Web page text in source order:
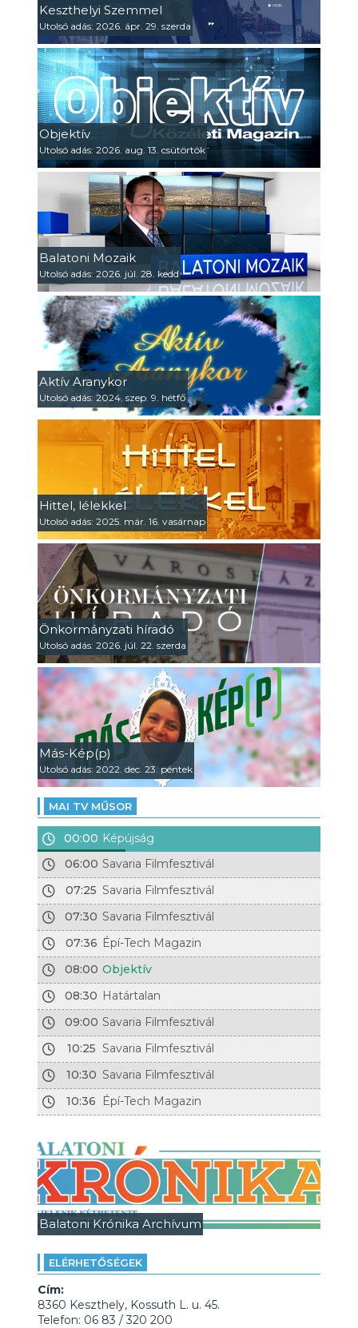
Keszthelyi Szemmel
Utolsó adás: 2026. ápr. 29. szerda
Objektív
Utolsó adás: 2026. aug. 13. csütörtök
Balatoni Mozaik
Utolsó adás: 2026. júl. 28. kedd
Aktív Aranykor
Utolsó adás: 2024. szep. 9. hétfő
Hittel, lélekkel
Utolsó adás: 2025. már. 16. vasárnap
Önkormányzati híradó
Utolsó adás: 2026. júl. 22. szerda
Más-Kép(p)
Utolsó adás: 2022. dec. 23. péntek
MAI TV MŰSOR
00:00 Képújság
06:00 Savaria Filmfesztivál
07:25 Savaria Filmfesztivál
07:30 Savaria Filmfesztivál
07:36 Épí-Tech Magazin
08:00 Objektív
08:30 Határtalan
09:00 Savaria Filmfesztivál
10:25 Savaria Filmfesztivál
10:30 Savaria Filmfesztivál
10:36
Épí-Tech Magazin
Balatoni Krónika Archívum
ELÉRHETŐSÉGEK
Cím:
8360 Keszthely, Kossuth L. u. 45.
Telefon: 06 83 / 320 200